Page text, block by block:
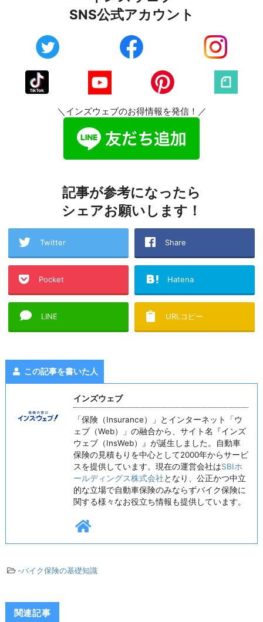
SNS公式アカウント
＼インズウェブのお得情報を発信！／
記事が参考になったら
シェアお願いします！
Twitter Share
Pocket Hatena
LINE URLコピー
この記事を書いた人
インズウェブ
「保険（Insurance）」とインターネット「ウ
ェブ（Web）」の融合から、サイト名『インズ
ウェブ（InsWeb）』が誕生しました。自動車
保険の見積もりを中心として2000年からサービ
スを提供しています。現在の運営会社はSBIホ
ールディングス株式会社となり、公正かつ中立
的な立場で自動車保険のみならずバイク保険に
関する様々なお役立ち情報も提供しています。
-バイク保険の基礎知識
関連記事